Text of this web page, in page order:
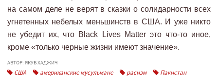
на самом деле не верят в сказки о солидарности всех
угнетенных небелых меньшинств в США. И уже никто
не убедит их, что Black Lives Matter это что-то иное,
кроме «только черные жизни имеют значение».
АВТОР: ЯКУБ ХАДЖИЧ
США американские мусульмане расизм Пакистан